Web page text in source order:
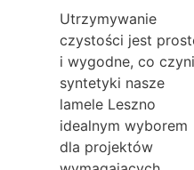
Utrzymywanie
czystości jest
i wygodne, co czyni
syntetyki nasze
lamele Leszno
idealnym wyborem
dla projektów